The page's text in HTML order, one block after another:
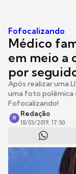
Fofocalizando
Médico
em meio a
por
Após realizar uma
uma foto polêmica
Fofocalizando!
R
Redação
18/03/2019, 17:50